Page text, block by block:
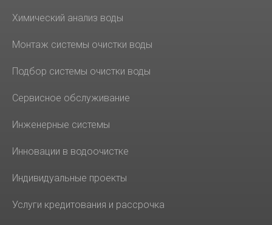
Химический анализ воды
Монтаж системы очистки воды
Подбор системы очистки воды
Сервисное обслуживание
Инженерные системы
Инновации в водоочистке
Индивидуальные проекты
Услуги кредитования и рассрочка